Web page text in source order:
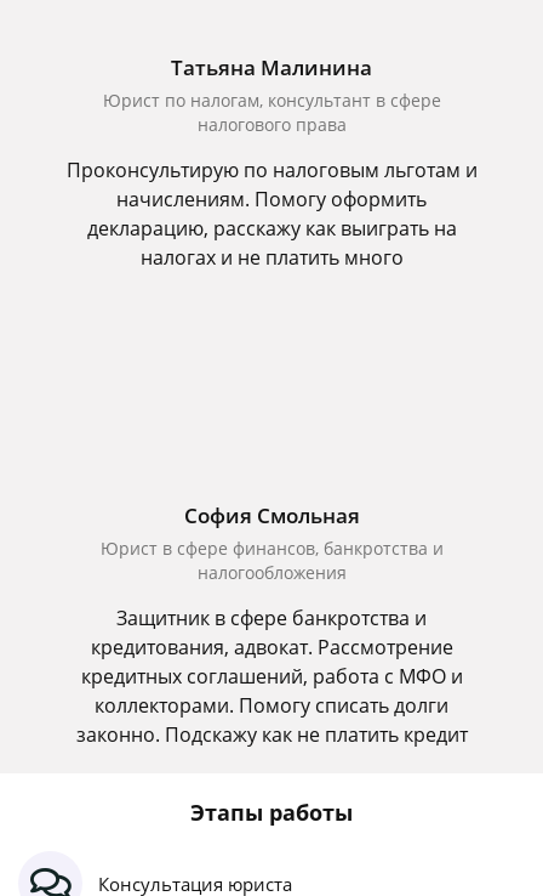
Татьяна Малинина
Юрист по налогам, консультант в сфере
налогового права
Проконсультирую по налоговым льготам и
начислениям. Помогу оформить
декларацию, расскажу как выиграть на
налогах и не платить много
София Смольная
Юрист в сфере финансов, банкротства и
налогообложения
Защитник в сфере банкротства и
кредитования, адвокат. Рассмотрение
кредитных соглашений, работа с МФО и
коллекторами. Помогу списать долги
законно. Подскажу как не платить кредит
Этапы работы
Консультация юриста